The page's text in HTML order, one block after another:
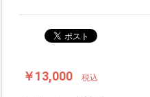
￥13,000 税込